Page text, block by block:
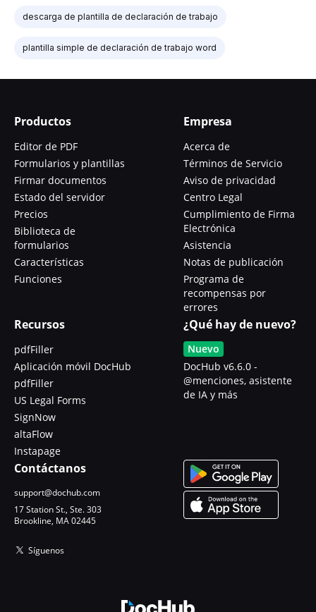
descarga de plantilla de declaración de trabajo
plantilla simple de declaración de trabajo word
Productos
Editor de PDF
Formularios y plantillas
Firmar documentos
Estado del servidor
Precios
Biblioteca de
formularios
Características
Funciones
Empresa
Acerca de
Términos de Servicio
Aviso de privacidad
Centro Legal
Cumplimiento de Firma
Electrónica
Asistencia
Notas de publicación
Programa de
recompensas por
errores
Recursos
pdfFiller
Aplicación móvil DocHub
pdfFiller
US Legal Forms
SignNow
altaFlow
Instapage
¿Qué hay de nuevo?
Nuevo
DocHub v6.6.0 -
@menciones, asistente
de IA y más
Contáctanos
support@dochub.com
17 Station St., Ste. 303
Brookline, MA 02445
Síguenos